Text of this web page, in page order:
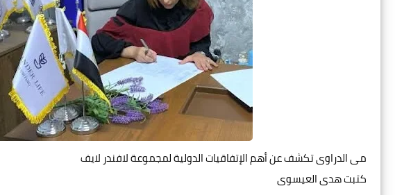
مى الدراوى تكشف عن أهم الإتفاقيات الدولية لمجموعة لافندر لايف
كتبت هدى العيسوى